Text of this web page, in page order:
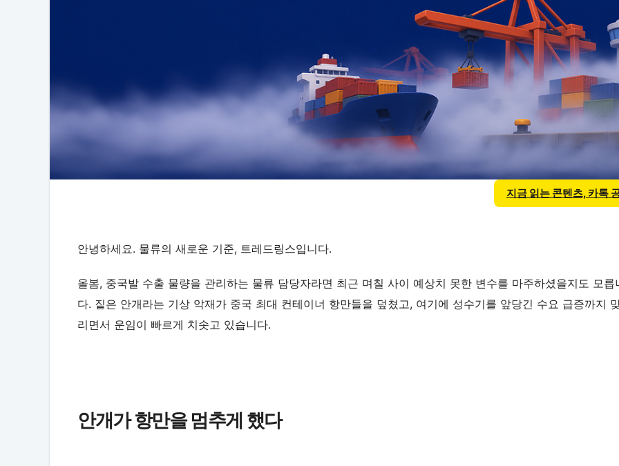
지금 읽는 콘텐츠, 카톡
안녕하세요. 물류의 새로운 기준, 트레드링스입니다.
올봄, 중국발 수출 물량을 관리하는 물류 담당자라면 최근 며칠 사이 예상치 못한 변수를 마주하셨을지도 모릅
다. 짙은 안개라는 기상 악재가 중국 최대 컨테이너 항만들을 덮쳤고, 여기에 성수기를 앞당긴 수요 급증까지
리면서 운임이 빠르게 치솟고 있습니다.
안개가 항만을 멈추게 했다